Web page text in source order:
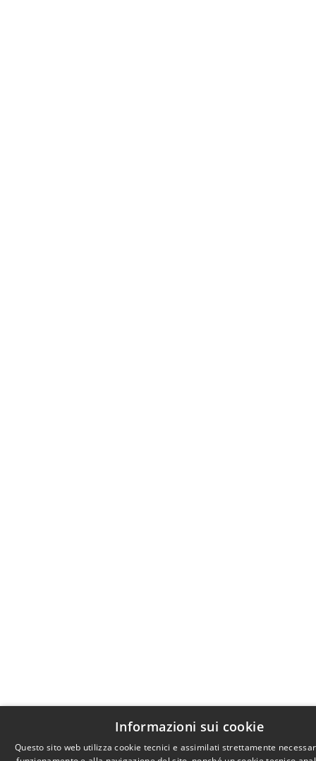
Informazioni sui cookie
Questo sito web utilizza cookie tecnici e assimilati strettamente